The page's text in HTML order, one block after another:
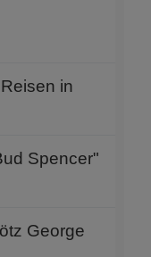
in
Spencer"
George